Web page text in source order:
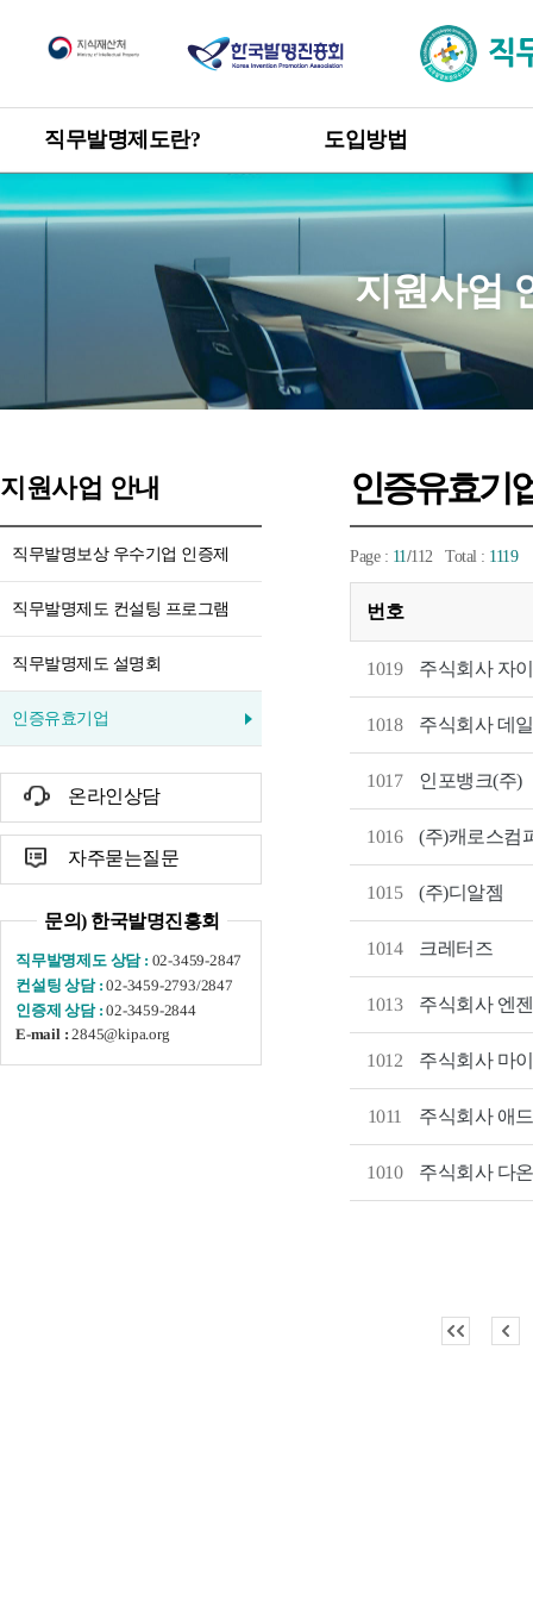
직무발명제도
직무발명제도란?
한눈에 보는 직무발명제도
관련 발명진흥법 및 시행령
도입방법
도입방법 안내
직무발명 권리관계
직무발명 보상
제도 도입 혜택
지원사업
지원사업 안내
직무발명보상 우수기업 인증제
직무발명제도 컨설팅 프로그램
직무발명제도 설명회
인증유효기업
온라인상담
자주묻는질문
문의) 한국발명진흥회
직무발명제도 상담 : 02-3459-2847
컨설팅 상담 :02-3459-2793/2847
인증제 상담 :02-3459-2844
E-mail : 2845@kipa.org
인증유효기
Page : 11/112 Total : 1119
번호
1019 주식회사 자
1018 주식회사 데
1017 인포뱅크(주)
1016 (주)캐로스컴
1015 (주)디알젬
1014 크레터즈
1013 주식회사 엔
1012 주식회사 마
1011 주식회사 애
1010 주식회사 다